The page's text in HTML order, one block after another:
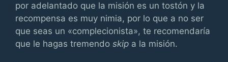
por adelantado que la misión es un tostón y la
recompensa es muy nimia, por lo que a no ser
que seas un «complecionista», te recomendaría
que le hagas tremendo skip a la misión.